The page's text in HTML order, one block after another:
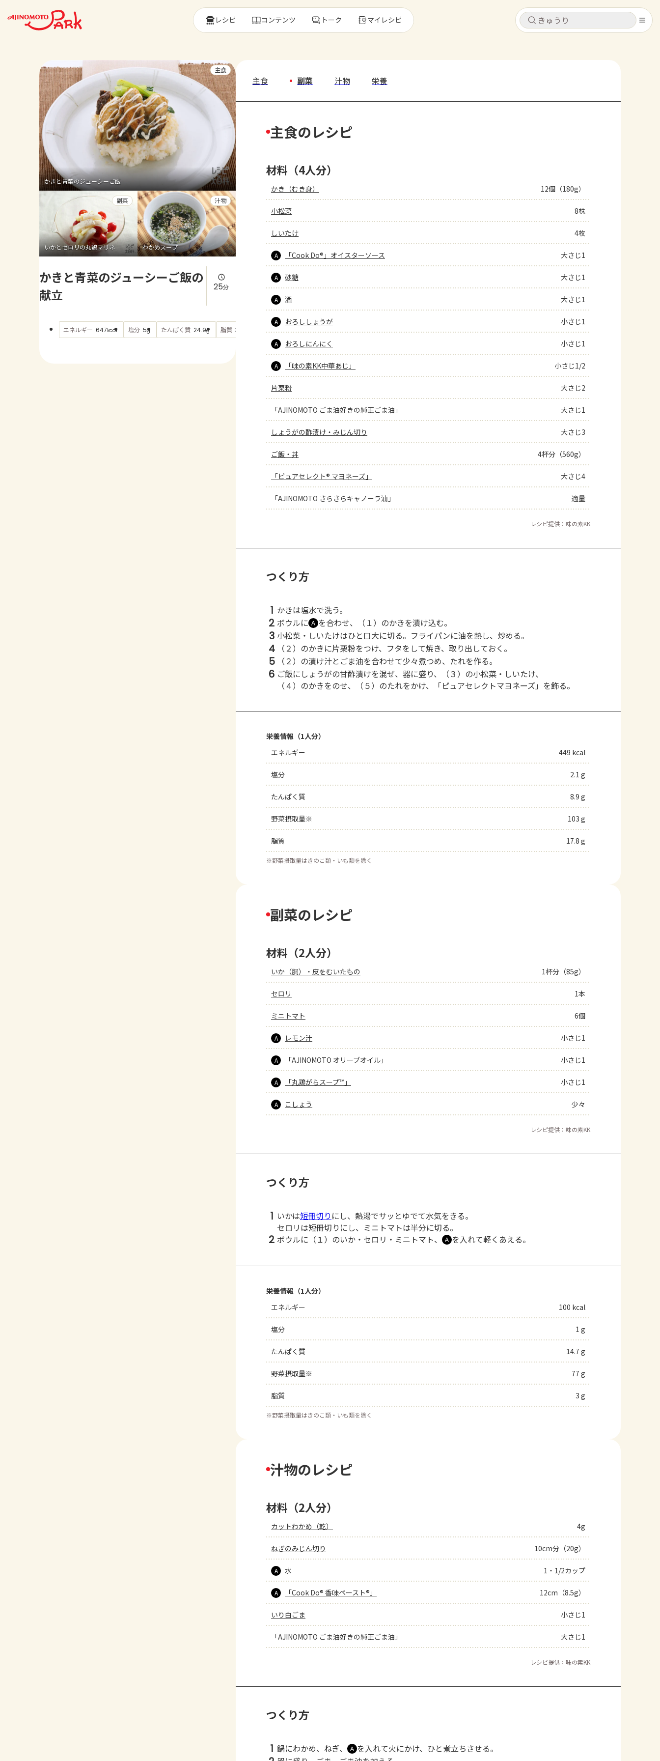
キャンセル
よくあるお問い合わせ
お買い物
キャンセル
レシピ コンテンツ トーク マイレシピ
かきと青菜のジューシーご飯
主食
いかとセロリの丸鶏マリネ
副菜
わかめスープ
汁物
かきと青菜のジューシーご飯の
献立
25分
エネルギー 647kcal 塩分 5g たんぱく質 24.9g 脂質 30.3 もっと見る
主食 副菜 汁物 栄養
主食のレシピ
材料（4人分）
かき（むき身） 12個（180g）
小松菜 8株
しいたけ 4枚
A 「Cook Do®」オイスターソース 大さじ1
A 砂糖 大さじ1
A 酒 大さじ1
A おろししょうが 小さじ1
A おろしにんにく 小さじ1
A 「味の素KK中華あじ」 小さじ1/2
片栗粉 大さじ2
「AJINOMOTO ごま油好きの純正ごま油」 大さじ1
しょうがの酢漬け・みじん切り 大さじ3
ご飯・丼 4杯分（560g）
「ピュアセレクト® マヨネーズ」 大さじ4
「AJINOMOTO さらさらキャノーラ油」 適量
レシピ提供：味の素KK
つくり方
1 かきは塩水で洗う。
2 ボウルに Ａ を合わせ、（１）のかきを漬け込む。
3 小松菜・しいたけはひと口大に切る。フライパンに油を熱し、炒める。
4 （２）のかきに片栗粉をつけ、フタをして焼き、取り出しておく。
5 （２）の漬け汁とごま油を合わせて少々煮つめ、たれを作る。
6 ご飯にしょうがの甘酢漬けを混ぜ、器に盛り、（３）の小松菜・しいたけ、
（４）のかきをのせ、（５）のたれをかけ、「ピュアセレクトマヨネーズ」を飾る。
栄養情報（1人分）
エネルギー
449 kcal
塩分 2.1 g
たんぱく質 8.9 g
野菜摂取量※ 103 g
脂質 17.8 g
※野菜摂取量はきのこ類・いも類を除く
副菜のレシピ
材料（2人分）
いか（胴）・皮をむいたもの 1杯分（85g）
セロリ 1本
ミニトマト 6個
A レモン汁 小さじ1
A 「AJINOMOTO オリーブオイル」 小さじ1
A 「丸鶏がらスープ™」 小さじ1
A こしょう 少々
レシピ提供：味の素KK
つくり方
1 いかは短冊切り にし、熱湯でサッとゆでて水気をきる。
セロリは短冊切りにし、ミニトマトは半分に切る。
2 ボウルに（１）のいか・セロリ・ミニトマト、 Ａ を入れて軽くあえる。
栄養情報（1人分）
エネルギー
100 kcal
塩分 1 g
たんぱく質 14.7 g
野菜摂取量※ 77 g
脂質 3 g
※野菜摂取量はきのこ類・いも類を除く
汁物のレシピ
材料（2人分）
カットわかめ（乾） 4g
ねぎのみじん切り 10cm分（20g）
A 水 1・1/2カップ
A 「Cook Do® 香味ペースト®」 12cm（8.5g）
いり白ごま 小さじ1
「AJINOMOTO ごま油好きの純正ごま油」 大さじ1
レシピ提供：味の素KK
つくり方
1 鍋にわかめ、ねぎ、 Ａ を入れて火にかけ、ひと煮立ちさせる。